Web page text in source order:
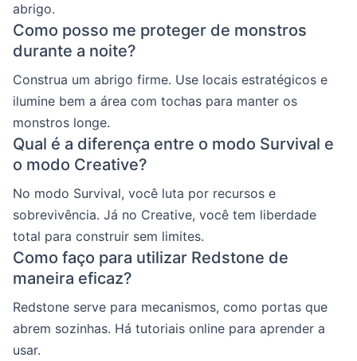
abrigo.
Como posso me proteger de monstros
durante a noite?
Construa um abrigo firme. Use locais estratégicos e
ilumine bem a área com tochas para manter os
monstros longe.
Qual é a diferença entre o modo Survival e
o modo Creative?
No modo Survival, você luta por recursos e
sobrevivência. Já no Creative, você tem liberdade
total para construir sem limites.
Como faço para utilizar Redstone de
maneira eficaz?
Redstone serve para mecanismos, como portas que
abrem sozinhas. Há tutoriais online para aprender a
usar.